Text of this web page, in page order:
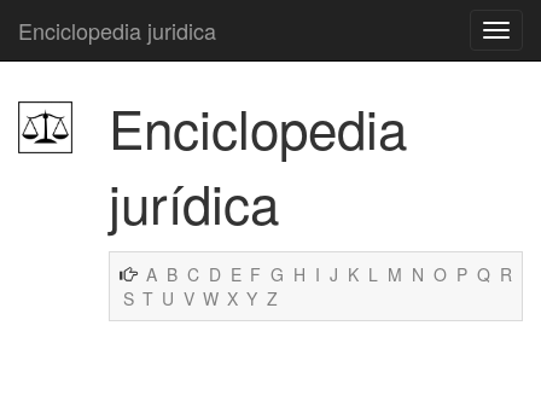
Enciclopedia juridica
Enciclopedia
jurídica
A B C D E F G H I J K L M N O P Q R
S T U V W X Y Z